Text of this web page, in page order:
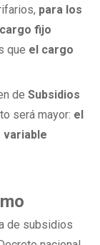
para los
fijo
que el cargo
de Subsidios
será mayor: el
variable
de subsidios